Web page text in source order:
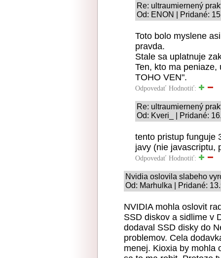
Re: ultraumiernený
Od: ENON | Pridané:
Toto bolo myslene
pravda.
Stale sa uplatnuje
Ten, kto ma
TOHO VEN".
Odpovedať Hodnotiť:
Re: ultraumiernený
Od: Kveri_ | Pridané:
tento pristup funguje
javy (nie javascriptu,
Odpovedať Hodnotiť:
Nvidia oslovila slabeho
Od: Marhulka | Pridané:
NVIDIA mohla oslovit
SSD diskov a sidlime v
dodaval SSD disky do
problemov. Cela
menej. Kioxia by mohla